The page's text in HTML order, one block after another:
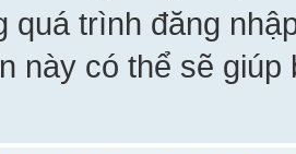
quá trình đăng
này có thể sẽ